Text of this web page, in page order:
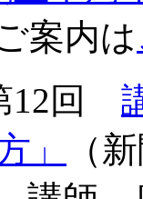
案内は
12回
」
（